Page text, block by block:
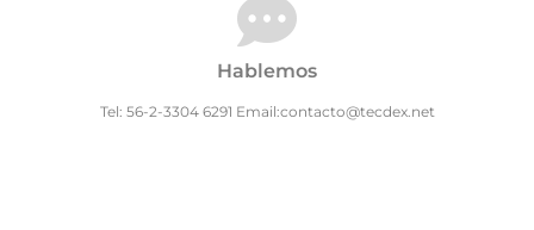
Hablemos
Tel: 56-2-3304 6291 Email:contacto@tecdex.net